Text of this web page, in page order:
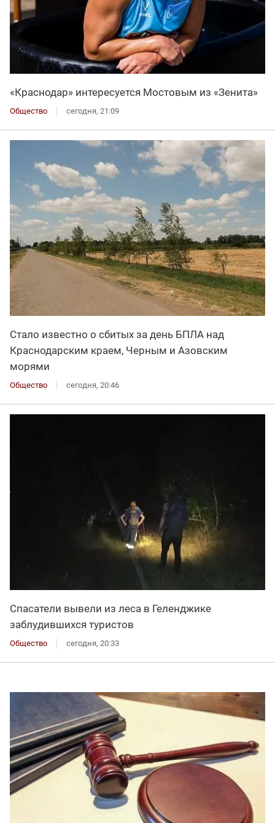
«Краснодар» интересуется Мостовым из «Зенита»
Общество сегодня, 21:09
Стало известно о сбитых за день БПЛА над
Краснодарским краем, Черным и Азовским
морями
Общество сегодня, 20:46
Спасатели вывели из леса в Геленджике
заблудившихся туристов
Общество сегодня, 20:33